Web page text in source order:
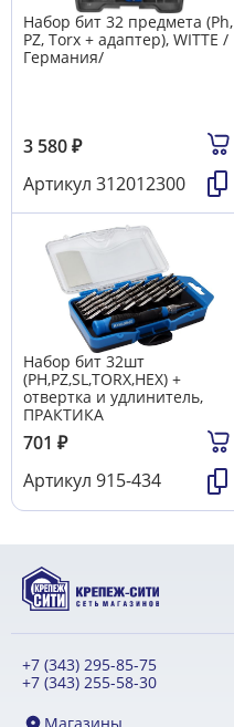
Набор бит 32 предмета (Ph,
PZ, Torx + адаптер), WITTE /
Германия/
3 580₽
Артикул 312012300
Набор бит 32шт
(PH,PZ,SL,TORX,HEX) +
отвертка и удлинитель,
ПРАКТИКА
701 ₽
Артикул 915-434
+7 (343) 295-85-75
+7 (343) 255-58-30